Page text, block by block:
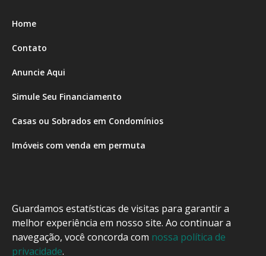
Guardamos estatísticas de visitas para garantir a
melhor experiência em nosso site. Ao continuar a
navegação, você concorda com nossa política de
privacidade.
Home
Contato
Anuncie Aqui
Simule Seu Financiamento
Casas ou Sobrados em Condomínios
Imóveis com venda em permuta
Casa com piscina
Apartamento com piscina